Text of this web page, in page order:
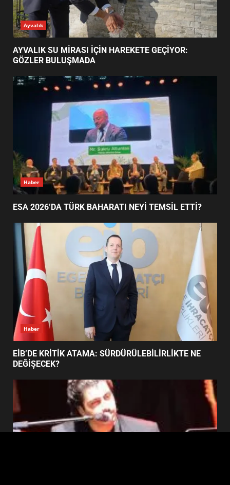
1
AYVALIK SU MİRASI İÇİN
HAREKETE GEÇİYOR: GÖZLER
BULUŞMADA
ESA 2026’DA TÜRK BAHARATI
NEYİ TEMSİL ETTİ?
3
EİB’DE KRİTİK ATAMA:
SÜRDÜRÜLEBİLİRLİKTE NE
DEĞİŞECEK?
4
FİNALİNDE NE BAŞARDI?
5
BALIKESİR MÜZELERİNDE SÜRE
UZATILDI: NE DEĞİŞTİ?
BURHANİYE SATRANÇ
TURNUVASI KAYITLARI NEYİ
7
BURHANİYE BELEDİYESPOR’DA
YENİ YÖNETİM NASIL
ŞEKİLLENDİ?
Ayvalık
AYVALIK SU MİRASI İÇİN HAREKETE GEÇİYOR:
GÖZLER BULUŞMADA
Haber
ESA 2026’DA TÜRK BAHARATI NEYİ TEMSİL ETTİ?
Haber
EİB’DE KRİTİK ATAMA: SÜRDÜRÜLEBİLİRLİKTE NE
DEĞİŞECEK?